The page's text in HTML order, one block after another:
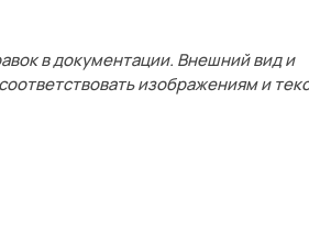
в документации. Внешний вид и
изображениям и